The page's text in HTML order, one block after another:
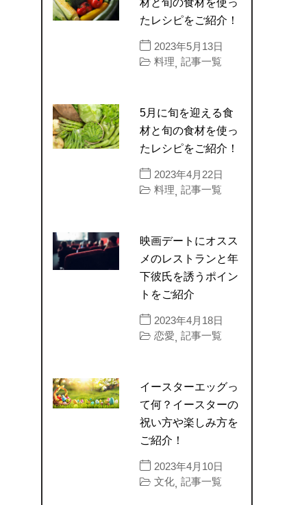
材と旬の食材を使っ
たレシピをご紹介！
2023年5月13日
料理, 記事一覧
5月に旬を迎える食
材と旬の食材を使っ
たレシピをご紹介！
2023年4月22日
料理, 記事一覧
映画デートにオスス
メのレストランと年
下彼氏を誘うポイン
トをご紹介
2023年4月18日
恋愛, 記事一覧
イースターエッグっ
て何？イースターの
祝い方や楽しみ方を
ご紹介！
2023年4月10日
文化, 記事一覧